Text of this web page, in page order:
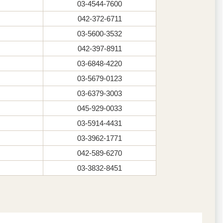
03-4544-7600
042-372-6711
03-5600-3532
042-397-8911
03-6848-4220
03-5679-0123
03-6379-3003
045-929-0033
03-5914-4431
03-3962-1771
042-589-6270
03-3832-8451